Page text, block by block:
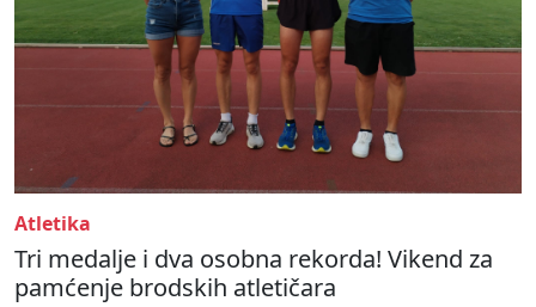
Atletika
Tri medalje i dva osobna rekorda! Vikend za
pamćenje brodskih atletičara